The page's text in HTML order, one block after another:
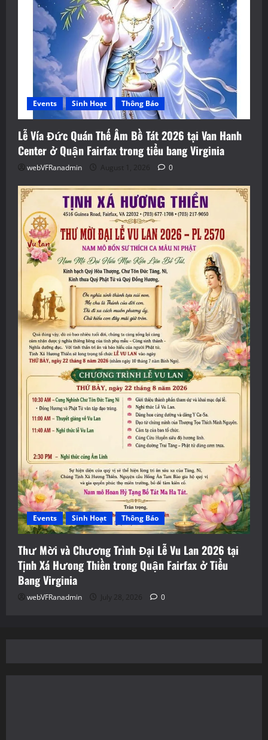
Events Sinh Hoạt Thông Báo
Lễ Vía Đức Quán Thế Âm Bồ Tát 2026 tại Van Hanh
Center ở Quận Fairfax trong tiểu bang Virginia
webVFRanadmin August 1, 2026 0
Events Sinh Hoạt Thông Báo
Thư Mời và Chương Trình Đại Lễ Vu Lan 2026 tại
Tịnh Xá Hưong Thiền trong Quận Fairfax ở Tiểu
Bang Virginia
webVFRanadmin July 28, 2026 0